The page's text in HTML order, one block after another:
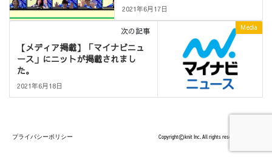
2021年6月17日
Media
次の記事
【メディア掲載】「マイナビニュ
ース」にニットが掲載されまし
た。
2021年6月18日
プライバシーポリシー Copyright©knit Inc. All rights reserved.